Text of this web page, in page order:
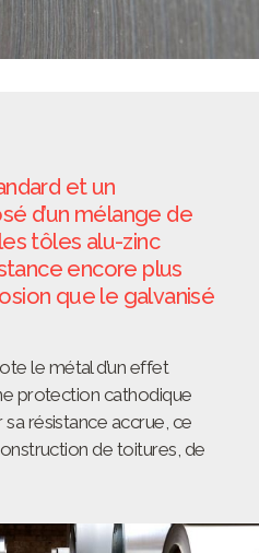
et un
d’un mélange de
tôles alu-zinc
encore plus
que le galvanisé
le métal d’un effet
protection cathodique
sa résistance accrue, ce
de toitures, de